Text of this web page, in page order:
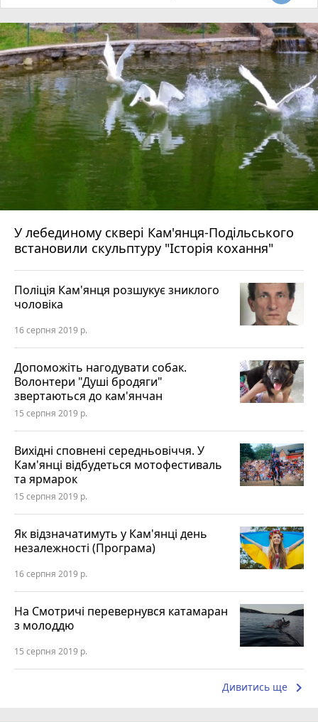
У лебединому сквері Кам'янця-Подільського
встановили скульптуру "Історія кохання"
Поліція Кам'янця розшукує зниклого
чоловіка
16 серпня 2019 р.
Допоможіть нагодувати собак.
Волонтери "Душі бродяги"
звертаються до кам'янчан
15 серпня 2019 р.
Вихідні сповнені середньовіччя. У
Кам'янці відбудеться мотофестиваль
та ярмарок
15 серпня 2019 р.
Як відзначатимуть у Кам'янці день
незалежності (Програма)
16 серпня 2019 р.
На Смотричі перевернувся катамаран
з молоддю
15 серпня 2019 р.
Дивитись ще keyboard_arrow_right